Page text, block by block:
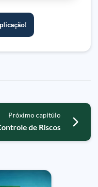
Próximo capitúlo
de Riscos